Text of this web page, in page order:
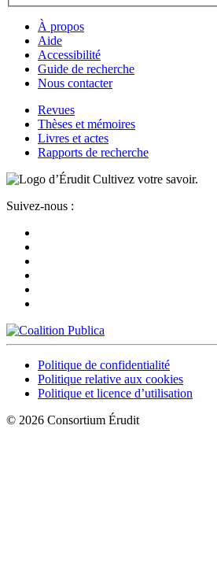
À propos
Aide
Accessibilité
Guide de recherche
Nous contacter
Revues
Thèses et mémoires
Livres et actes
Rapports de recherche
Cultivez votre savoir.
Suivez-nous :
Politique de confidentialité
Politique relative aux cookies
Politique et licence d’utilisation
© 2026 Consortium Érudit